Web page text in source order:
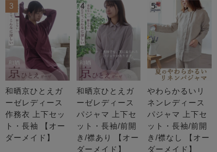
3
和晒京ひとえガ
ーゼレディース
作務衣 上下セッ
ト・長袖 【オー
ダーメイド】
4
和晒京ひとえガ
ーゼレディース
パジャマ 上下セ
ット・長袖/前開
き/襟あり 【オー
ダーメイド】
5
やわらかるいリ
ネンレディース
パジャマ 上下セ
ット・長袖/前開
き/襟なし 【オー
ダーメイド】